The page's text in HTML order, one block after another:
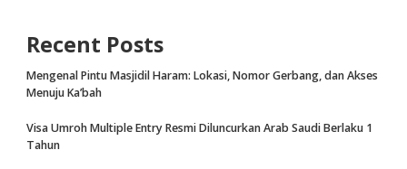
Recent Posts
Mengenal Pintu Masjidil Haram: Lokasi, Nomor Gerbang, dan Akses
Menuju Ka’bah
Visa Umroh Multiple Entry Resmi Diluncurkan Arab Saudi Berlaku 1
Tahun